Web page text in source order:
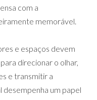
com a
memorável.
e espaços devem
direcionar o olhar,
e transmitir a
desempenha um papel